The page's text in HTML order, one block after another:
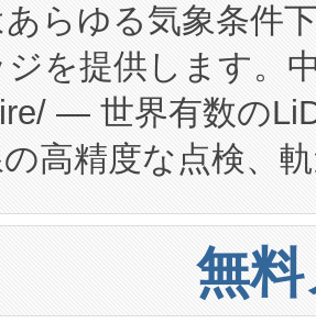
を大幅に拡大する
Continuous
は、施設設計・
移転および知的
ニングカリキュ
商用化段階におけ
よび立ち上げ調整
は、日本にあ
貯蔵システム（
独自のAI搭載プラ
入、運用に至る
し、確保する事
るデータセンター
大きな負担をかけ
らゆる気象条件
を提供します。
— 世界有数の
高精度な点検、
おけるバルク材
ン「Avia 2」を発
は、1,000メート
無